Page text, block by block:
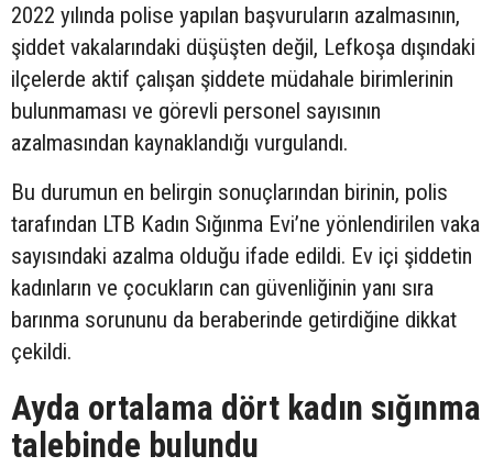
2022 yılında polise yapılan başvuruların azalmasının,
şiddet vakalarındaki düşüşten değil, Lefkoşa dışındaki
ilçelerde aktif çalışan şiddete müdahale birimlerinin
bulunmaması ve görevli personel sayısının
azalmasından kaynaklandığı vurgulandı.
Bu durumun en belirgin sonuçlarından birinin, polis
tarafından LTB Kadın Sığınma Evi’ne yönlendirilen vaka
sayısındaki azalma olduğu ifade edildi. Ev içi şiddetin
kadınların ve çocukların can güvenliğinin yanı sıra
barınma sorununu da beraberinde getirdiğine dikkat
çekildi.
Ayda ortalama dört kadın sığınma
talebinde bulundu